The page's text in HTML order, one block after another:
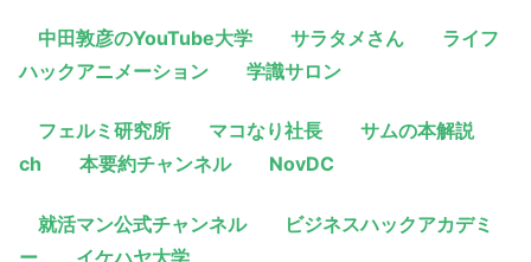
中田敦彦のYouTube大学 サラタメさん ライフ
ハックアニメーション 学識サロン
フェルミ研究所 マコなり社長 サムの本解説
ch 本要約チャンネル NovDC
就活マン公式チャンネル ビジネスハックアカデミ
ー イケハヤ大学